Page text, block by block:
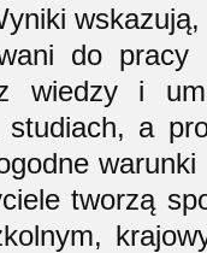
do pracy
wiedzy i
a
tworzą